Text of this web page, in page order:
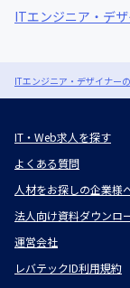
ITエンジニア・デ
ITエンジニア・デザイナー
IT・Web求人を探す
よくある質問
人材をお探しの企業様
法人向け資料ダウンロ
運営会社
レバテックID利用規約